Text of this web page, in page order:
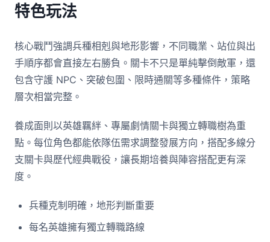
特色玩法
核心戰鬥強調兵種相剋與地形影響，不同職業、站位與出
手順序都會直接左右勝負。關卡不只是單純擊倒敵軍，還
包含守護 NPC、突破包圍、限時通關等多種條件，策略
層次相當完整。
養成面則以英雄羈絆、專屬劇情關卡與獨立轉職樹為重
點。每位角色都能依隊伍需求調整發展方向，搭配多線分
支關卡與歷代經典戰役，讓長期培養與陣容搭配更有深
度。
兵種克制明確，地形判斷重要
每名英雄擁有獨立轉職路線